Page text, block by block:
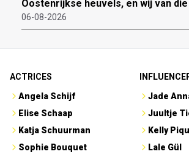
Oostenrijkse heuvels, en wij van
06-08-2026
ACTRICES
Angela Schijf
Elise Schaap
Katja Schuurman
Sophie Bouquet
Jade
Juultje
Kelly
Lale Gül